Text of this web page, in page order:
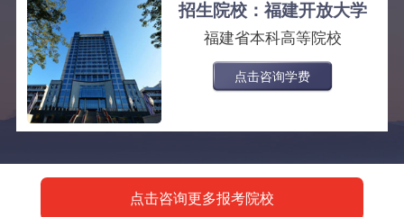
招生院校：福建开放大学
福建省本科高等院校
点击咨询学费
点击咨询更多报考院校